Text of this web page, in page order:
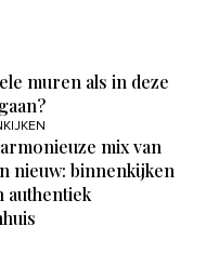
muren als in deze
mix van
nieuw: binnenkijken
authentiek